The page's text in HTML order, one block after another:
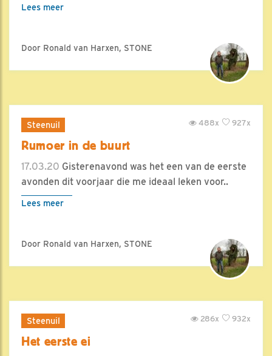
Lees meer
Door Ronald van Harxen, STONE
Steenuil 927x
488x
Rumoer in de buurt
17.03.20 Gisterenavond was het een van de eerste
avonden dit voorjaar die me ideaal leken voor..
Lees meer
Door Ronald van Harxen, STONE
Steenuil 932x
286x
Het eerste ei